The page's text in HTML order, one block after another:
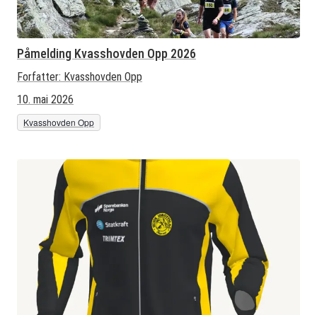
Påmelding Kvasshovden Opp 2026
Forfatter: Kvasshovden Opp
10. mai 2026
Kvasshovden Opp